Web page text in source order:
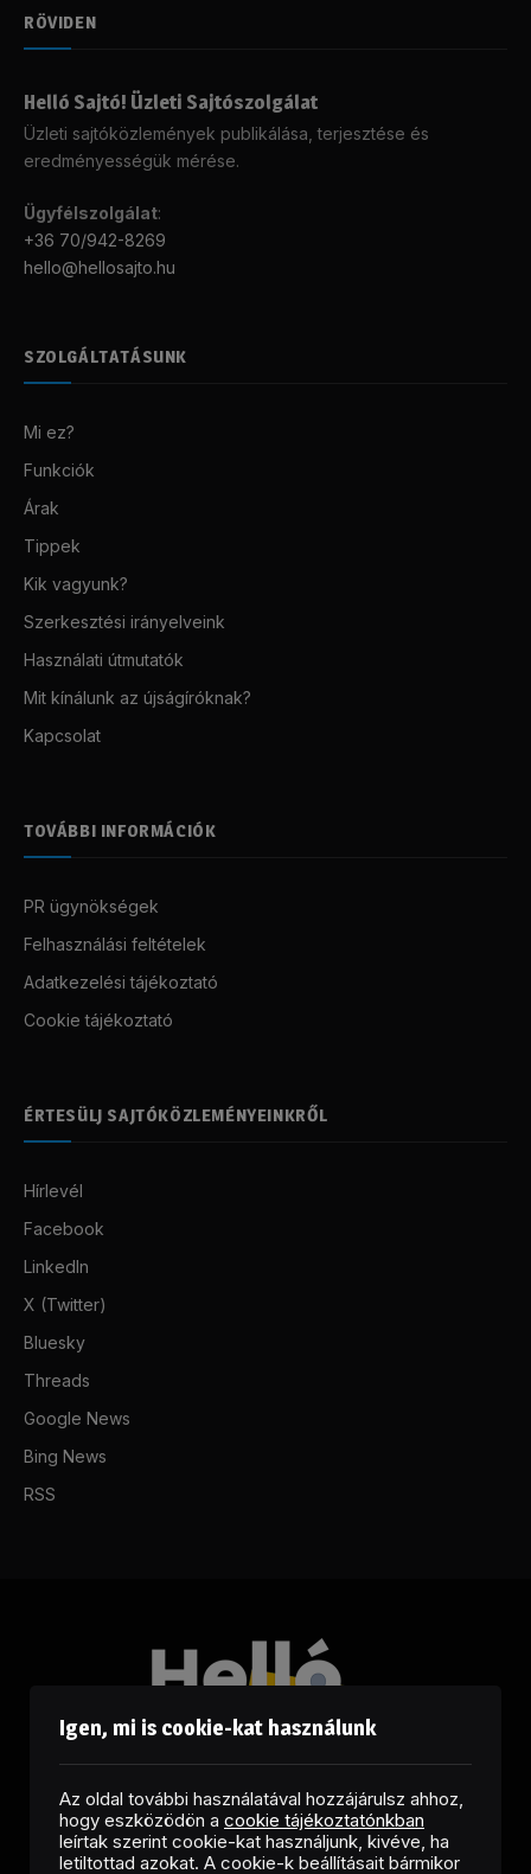
RÖVIDEN
Helló Sajtó! Üzleti Sajtószolgálat
Üzleti sajtóközlemények publikálása, terjesztése és
eredményességük mérése.
Ügyfélszolgálat:
+36 70/942-8269
hello@hellosajto.hu
SZOLGÁLTATÁSUNK
Mi ez?
Funkciók
Árak
Tippek
Kik vagyunk?
Szerkesztési irányelveink
Használati útmutatók
Mit kínálunk az újságíróknak?
Kapcsolat
TOVÁBBI INFORMÁCIÓK
PR ügynökségek
Felhasználási feltételek
Adatkezelési tájékoztató
Cookie tájékoztató
ÉRTESÜLJ SAJTÓKÖZLEMÉNYEINKRŐL
Hírlevél
Facebook
LinkedIn
X (Twitter)
Bluesky
Threads
Google News
Bing News
RSS
Igen, mi is cookie-kat használunk
Az oldal további használatával hozzájárulsz ahhoz,
hogy eszközödön a cookie tájékoztatónkban
leírtak szerint cookie-kat használjunk, kivéve, ha
letiltottad azokat. A cookie-k beállításait bármikor